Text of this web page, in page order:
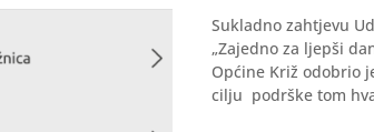
Sukladno zahtjevu
„Zajedno za ljepši
Općine Križ odobrio
cilju podrške tom